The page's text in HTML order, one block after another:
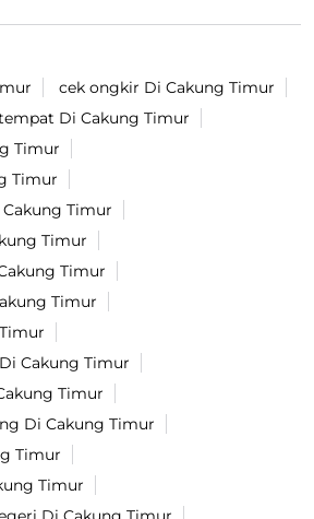
cek ongkir Di Cakung Timur
Di Cakung Timur
Timur
Timur
Timur
Timur
Timur
Timur
Cakung Timur
Timur
Di Cakung Timur
Timur
Timur